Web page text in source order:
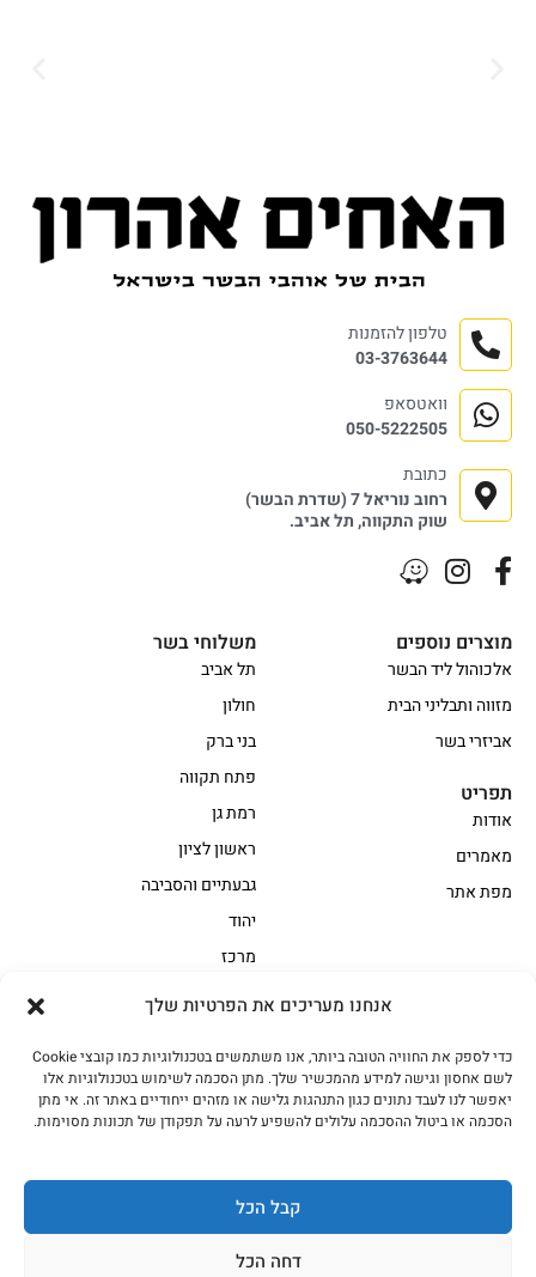
אנחנו מעריכים את הפרטיות שלך
כדי לספק את החוויה הטובה ביותר, אנו משתמשים בטכנולוגיות כמו קובצי Cookie
לשם אחסון וגישה למידע מהמכשיר שלך. מתן הסכמה לשימוש בטכנולוגיות אלו
יאפשר לנו לעבד נתונים כגון התנהגות גלישה או מזהים ייחודיים באתר זה. אי מתן
הסכמה או ביטול ההסכמה עלולים להשפיע לרעה על תפקודן של תכונות מסוימות.
קבל הכל
דחה הכל
אווז
בשר בקר משובח
בשר בקר עגלה משובח
בשר למעשנת
הודו
חלקים אחוריים
מיוחדי מסורת1
נתחי פנים
עוף
משלוחי בשר
תל אביב
חולון
בני ברק
פתח תקווה
רמת גן
ראשון לציון
גבעתיים והסביבה
יהוד
מרכז
מוצרים נוספים
אלכוהול ליד הבשר
מזווה ותבליני הבית
אביזרי בשר
תפריט
אודות
מאמרים
מפת אתר
טלפון להזמנות
03-3763644
וואטסאפ
050-5222505
כתובת
רחוב נוריאל 7 (שדרת הבשר)
שוק התקווה, תל אביב.